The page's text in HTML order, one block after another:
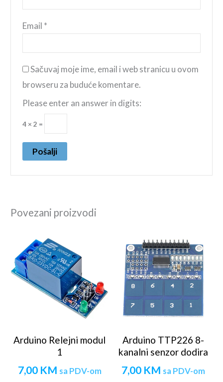
Email *
Sačuvaj moje ime, email i web stranicu u ovom
browseru za buduće komentare.
Please enter an answer in digits:
4 × 2 =
Povezani proizvodi
Arduino Relejni modul
1
7,00 KM sa PDV-om
Arduino TTP226 8-
kanalni senzor dodira
7,00 KM sa PDV-om